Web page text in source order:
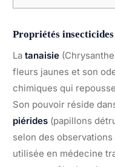
Propriétés
La tanaisie
fleurs jaunes et son
chimiques qui
Son pouvoir réside
piérides (papillons
selon des
utilisée en médecine